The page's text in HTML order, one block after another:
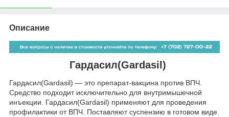
Описание
Гардасил(Gardasil)
Гардасил(Gardasil) — это препарат-вакцина против ВПЧ.
Средство подходит исключительно для внутримышечной
инъекции. Гардасил(Gardasil) применяют для проведения
профилактики от ВПЧ. Поставляют суспензию в готовом виде.